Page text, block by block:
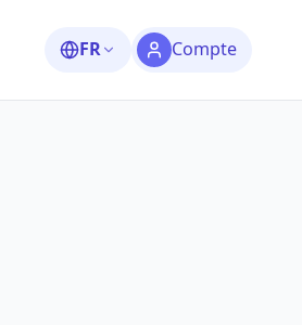
FR Compte